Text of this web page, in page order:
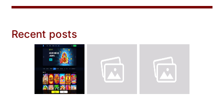
Recent posts